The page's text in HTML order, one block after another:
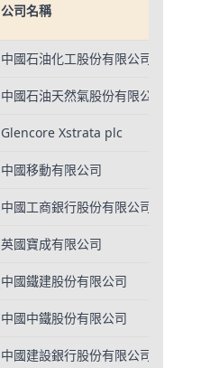
公司名稱
公司名稱
中國石油化工股份有限公司
中國石油天然氣股份有限公司
Glencore Xstrata plc
中國移動有限公司
中國工商銀行股份有限公司
英國寶成有限公司
中國鐵建股份有限公司
中國中鐵股份有限公司
中國建設銀行股份有限公司